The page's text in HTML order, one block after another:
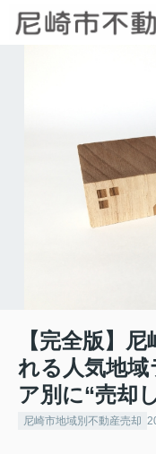
【完全版】
れる人気地域
ア別に“売却
尼崎市地域別不動産売却